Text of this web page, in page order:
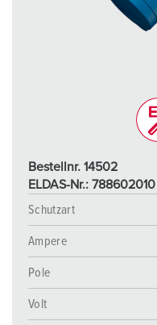
Bestellnr. 14502
ELDAS-Nr.: 788602010
Schutzart
Ampere
Pole
Volt